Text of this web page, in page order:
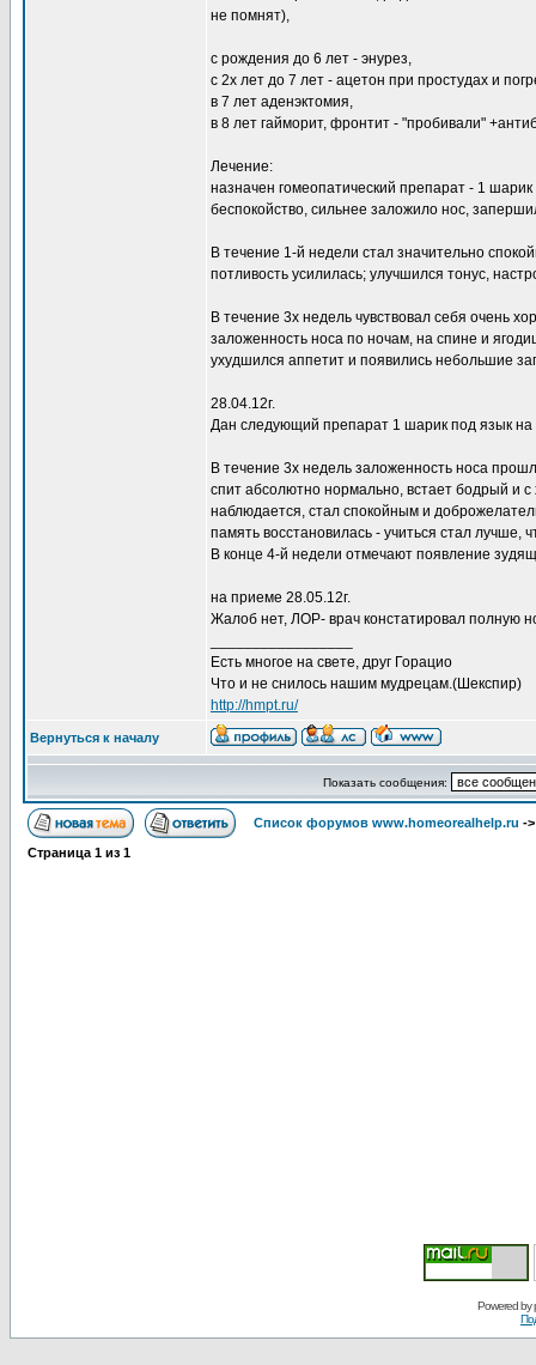
не помнят),
с рождения до 6 лет - энурез,
с 2х лет до 7 лет - ацетон при простудах и
в 7 лет аденэктомия,
в 8 лет гайморит, фронтит - "пробивали"
Лечение:
назначен гомеопатический препарат - 1
беспокойство, сильнее заложило нос,
В течение 1-й недели стал значительно
потливость усилилась; улучшился тонус,
В течение 3х недель чувствовал себя очень
заложенность носа по ночам, на спине и
ухудшился аппетит и появились небольшие
28.04.12г.
Дан следующий препарат 1 шарик под язык
В течение 3х недель заложенность носа
спит абсолютно нормально, встает бодрый и
наблюдается, стал спокойным и
память восстановилась - учиться стал лучше,
В конце 4-й недели отмечают появление
на приеме 28.05.12г.
Жалоб нет, ЛОР- врач констатировал полную
Есть многое на свете, друг Горацио
Что и не снилось нашим мудрецам.(Шекспир)
http://hmpt.ru/
Вернуться к началу
Показать сообщения:
Список форумов www.homeorealhelp.ru -
Страница 1 из 1
Powered by